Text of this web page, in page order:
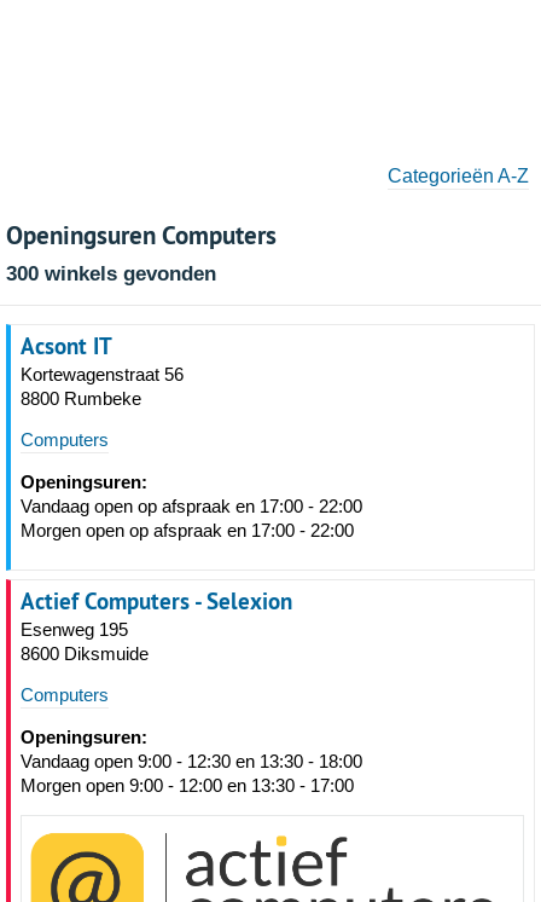
Categorieën A-Z
Openingsuren Computers
300 winkels gevonden
Acsont IT
Kortewagenstraat 56
8800 Rumbeke
Computers
Openingsuren:
Vandaag open op afspraak en 17:00 - 22:00
Morgen open op afspraak en 17:00 - 22:00
Actief Computers - Selexion
Esenweg 195
8600 Diksmuide
Computers
Openingsuren:
Vandaag open 9:00 - 12:30 en 13:30 - 18:00
Morgen open 9:00 - 12:00 en 13:30 - 17:00